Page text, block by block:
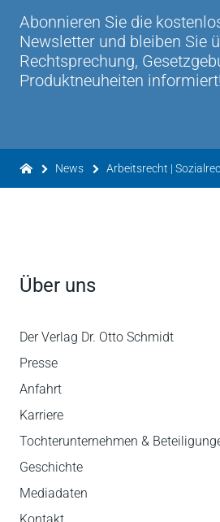
Abonnieren Sie die
Newsletter und bleiben Sie
Rechtsprechung,
Produktneuheiten informiert!
News Arbeitsrecht |
Über uns
Der Verlag Dr. Otto Schmidt
Presse
Anfahrt
Karriere
Tochterunternehmen &
Geschichte
Mediadaten